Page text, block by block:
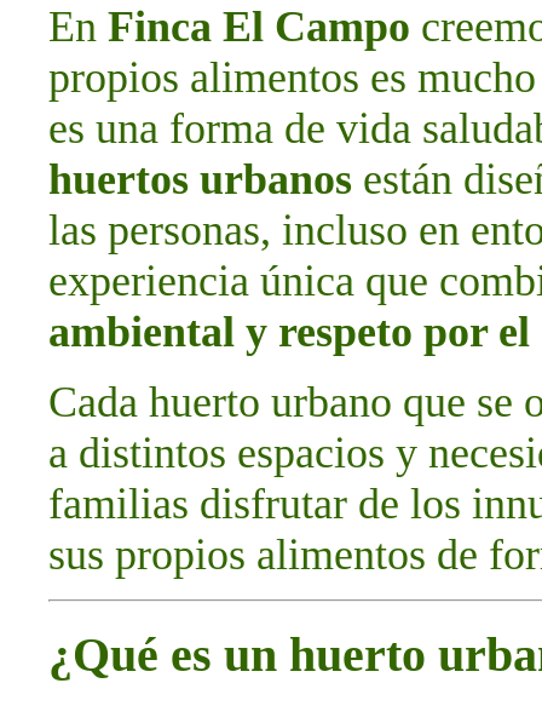
En Finca El Campo
propios alimentos es
es una forma de vida
huertos urbanos están
las personas, incluso en
experiencia única que
ambiental y respeto por
Cada huerto urbano que se
a distintos espacios y
familias disfrutar de los
sus propios alimentos de
¿Qué es un huerto